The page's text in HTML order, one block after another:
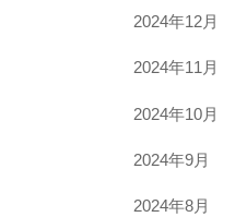
2024年12月
2024年11月
2024年10月
2024年9月
2024年8月